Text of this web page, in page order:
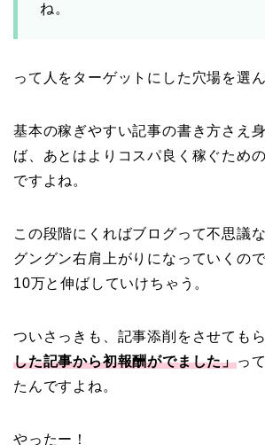
ね。
って人をターゲットにした穴場を選ん
基本の稼ぎやすい記事の書き方さえ
ば、あとはよりコスパ良く稼ぐため
ですよね。
この段階にくればブログって不思議
グングン右肩上がりになっていくの
10万と伸ばしていけちゃう。
ついさっきも、記事添削をさせても
した記事から初報酬がでました」っ
たんですよね。
やったー！